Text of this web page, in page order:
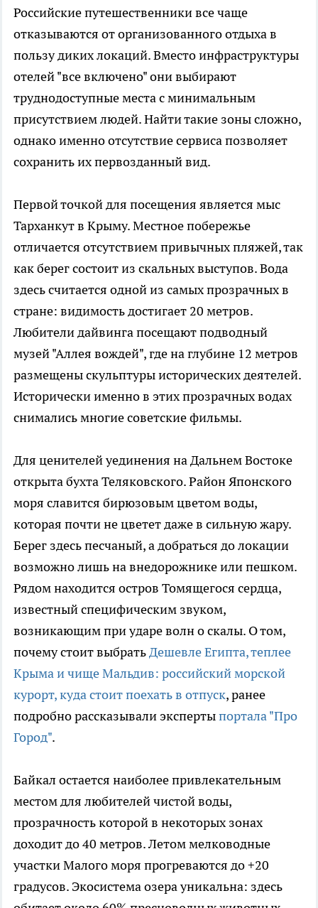
Российские путешественники все чаще
отказываются от организованного отдыха в
пользу диких локаций. Вместо инфраструктуры
отелей "все включено" они выбирают
труднодоступные места с минимальным
присутствием людей. Найти такие зоны сложно,
однако именно отсутствие сервиса позволяет
сохранить их первозданный вид.
Первой точкой для посещения является мыс
Тарханкут в Крыму. Местное побережье
отличается отсутствием привычных пляжей, так
как берег состоит из скальных выступов. Вода
здесь считается одной из самых прозрачных в
стране: видимость достигает 20 метров.
Любители дайвинга посещают подводный
музей "Аллея вождей", где на глубине 12 метров
размещены скульптуры исторических деятелей.
Исторически именно в этих прозрачных водах
снимались многие советские фильмы.
Для ценителей уединения на Дальнем Востоке
открыта бухта Теляковского. Район Японского
моря славится бирюзовым цветом воды,
которая почти не цветет даже в сильную жару.
Берег здесь песчаный, а добраться до локации
возможно лишь на внедорожнике или пешком.
Рядом находится остров Томящегося сердца,
известный специфическим звуком,
возникающим при ударе волн о скалы. О том,
почему стоит выбратьДешевле Египта, теплее
Крыма и чище Мальдив: российский морской
курорт, куда стоит поехать в отпуск, ранее
подробно рассказывали экспертыпортала "Про
Город".
Байкал остается наиболее привлекательным
местом для любителей чистой воды,
прозрачность которой в некоторых зонах
доходит до 40 метров. Летом мелководные
участки Малого моря прогреваются до +20
градусов. Экосистема озера уникальна: здесь